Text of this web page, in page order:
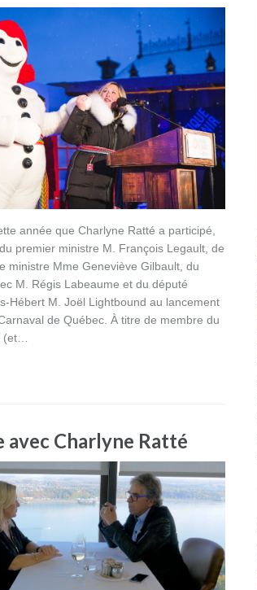
année que Charlyne Ratté a participé,
premier ministre M. François Legault, de
ministre Mme Geneviève Gilbault, du
M. Régis Labeaume et du député
Hébert M. Joël Lightbound au lancement
de Québec. À titre de membre du
avec Charlyne Ratté